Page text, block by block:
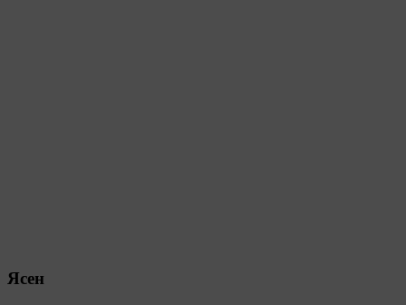
Ясен